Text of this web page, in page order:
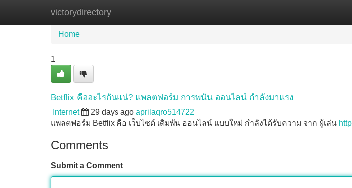
victorydirectory
Home New Site Listings
Home
1
Betflix คืออะไรกันแน่? แพลตฟอร์ม การพนัน ออนไลน์ กำลังมาแรง
Internet 29 days ago aprilaqro514722
แพลตฟอร์ม Betflix คือ เว็บไซต์ เดิมพัน ออนไลน์ แบบใหม่ กำลังได้รับความ จาก ผู้เล่น
Comments
Submit a Comment